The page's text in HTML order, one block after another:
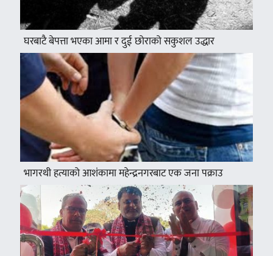
घरबाटै बेपत्ता भएका आमा र दुई छोराको सकुशल उद्धार
भागरथी हत्याको आशंकामा महेन्द्रनगरबाट एक जना पक्राउ